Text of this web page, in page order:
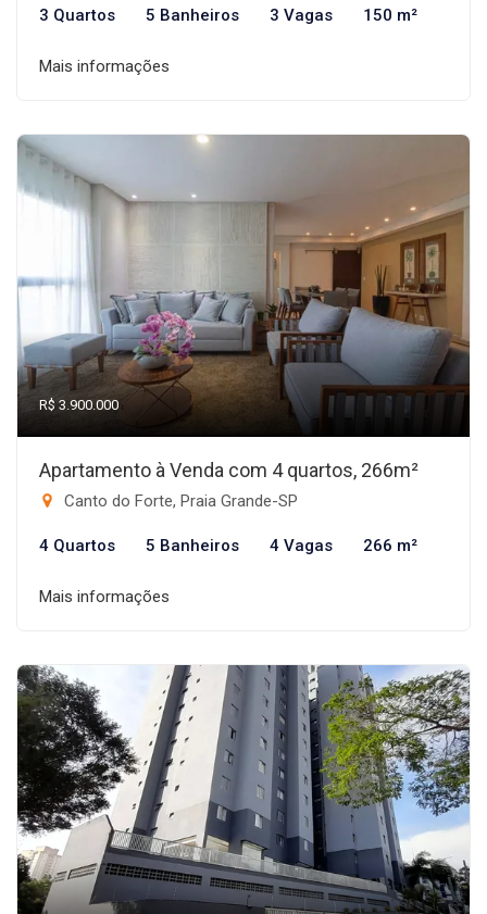
3 Quartos 5 Banheiros 3 Vagas 150 m²
Mais informações
R$ 3.900.000
Apartamento à Venda com 4 quartos, 266m²
Canto do Forte, Praia Grande-SP
4 Quartos 5 Banheiros 4 Vagas 266 m²
Mais informações